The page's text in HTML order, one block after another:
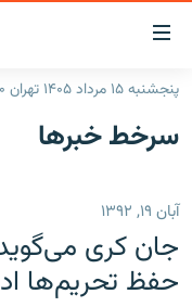
لینک‌های
قابلیت
دسترسی
بازگشت
اصلی
رفتن
صفحه
ایران
رادیو
انتخاب کنید و بشنوید
پادکست
پنجشنبه ۱۵ مرداد ۱۴۰۵ تهران ۱۹:۴۰
سرخط‌ خبرها
آبان ۱۹, ۱۳۹۲
جان کری
حفظ تحریم‌ها